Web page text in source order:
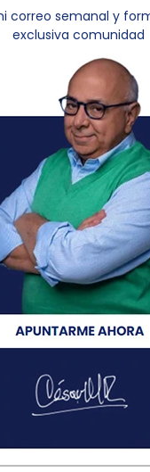
correo semanal y
exclusiva comunidad